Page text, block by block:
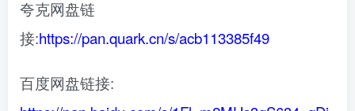
夸克网盘链
接:https://pan.quark.cn/s/acb113385f49
百度网盘链接: